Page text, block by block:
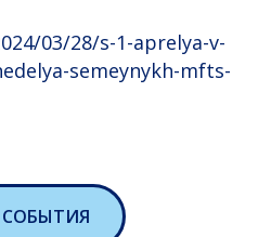
03/28/s-1-aprelya-v-
semeynykh-mfts-
СОБЫТИЯ